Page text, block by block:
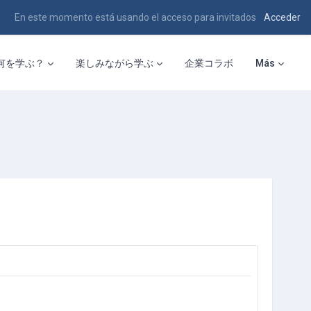
En este momento está usando el acceso para invitados Acceder
を学ぶ？ 楽しみながら学ぶ 企業コラボ Más